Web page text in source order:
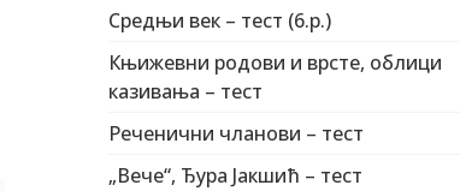
Средњи век – тест (6.р.)
Књижевни родови и врсте, облици
казивања – тест
Реченични чланови – тест
„Вече“, Ђура Јакшић – тест